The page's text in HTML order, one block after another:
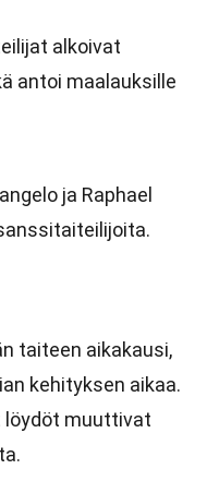
alkoivat
antoi maalauksille
ja Raphael
taiteen aikakausi,
kehityksen aikaa.
löydöt muuttivat